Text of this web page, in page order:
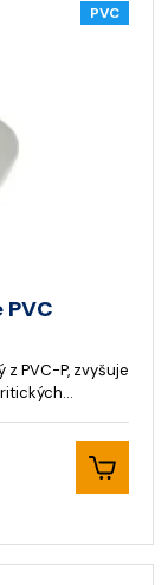
PVC
PVC-P, zvyšuje